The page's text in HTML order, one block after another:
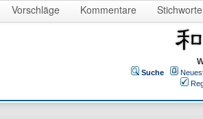
Vorschläge Kommentare Stichworte
Suche